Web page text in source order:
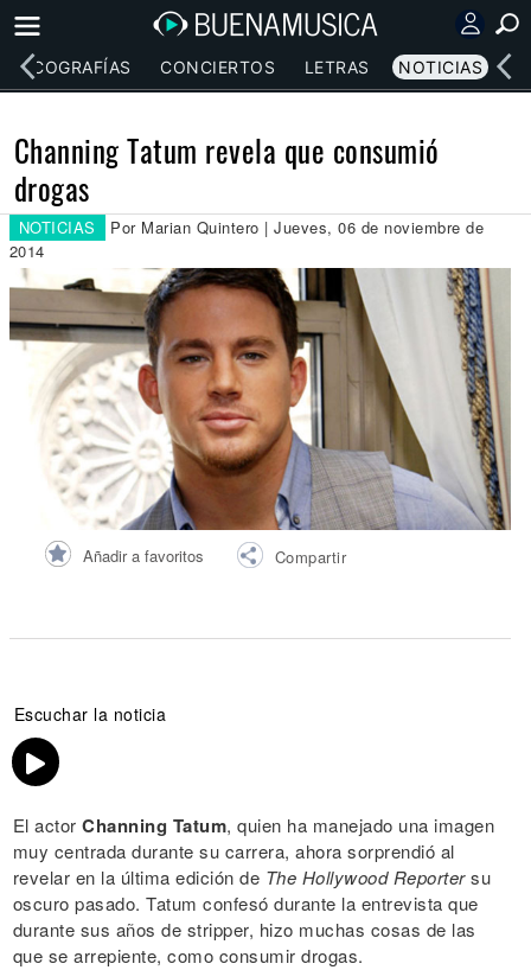
DISCOGRAFÍAS CONCIERTOS LETRAS NOTICIAS
Channing Tatum revela que consumió
drogas
NOTICIAS
Por Marian Quintero | Jueves, 06 de noviembre de
2014
Añadir a favoritos Compartir
Escuchar la noticia
El actor Channing Tatum, quien ha manejado una imagen
muy centrada durante su carrera, ahora sorprendió al
revelar en la última edición de The Hollywood Reportersu
oscuro pasado. Tatum confesó durante la entrevista que
durante sus años de stripper, hizo muchas cosas de las
que se arrepiente, como consumir drogas.